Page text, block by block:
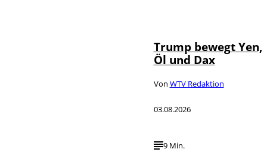
Trump bewegt Yen,
Öl und Dax
Von WTV Redaktion
03.08.2026
9 Min.